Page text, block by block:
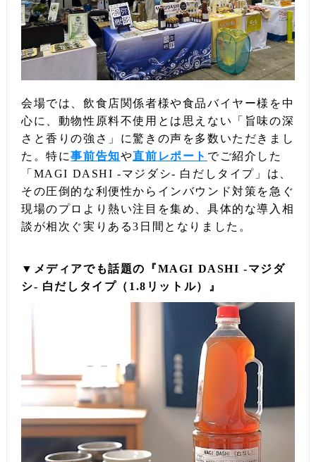
会場では、飲食店関係者様や食品バイヤー様を中
心に、動物性原料不使用とは思えない「旨味の深
さと香りの強さ」に驚きの声を多数いただきまし
た。特に事前告知や直前レポート でご紹介した
「MAGI DASHI -マジダシ- 白だしタイプ」は、
その圧倒的な利便性からインバウンド対策を急ぐ
現場のプロより熱い注目を集め、具体的な導入相
談が相次ぐ実りある3日間となりました。
▼メディアでも話題の『MAGI DASHI -マジダ
シ- 白だしタイプ（1.8リットル）』